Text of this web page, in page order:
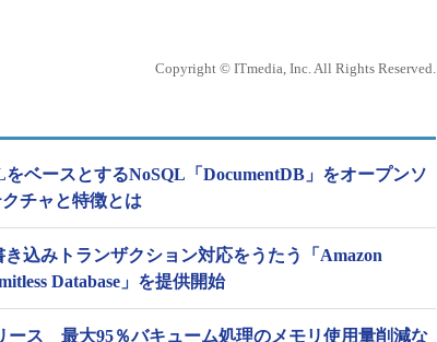
Copyright © ITmedia, Inc. All Rights Reserved.
をベースとするNoSQL「DocumentDB」をオープンソ
チャと特徴とは
込みトランザクション対応をうたう「Amazon
Database」を提供開始
ース 最大95％バキューム処理のメモリ使用量削減な